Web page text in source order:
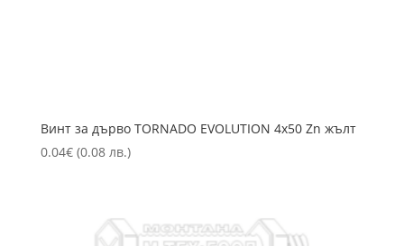
Винт за дърво TORNADO EVOLUTION 4х50 Zn жълт
0.04€ (0.08 лв.)